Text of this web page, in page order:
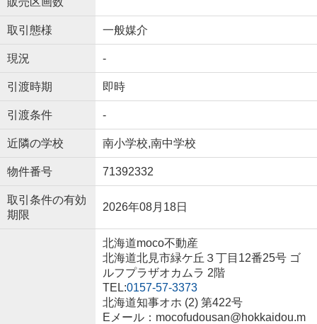
取引態様 一般媒介
現況 -
引渡時期 即時
引渡条件 -
近隣の学校 南小学校,南中学校
物件番号 71392332
取引条件の有効
期限
2026年08月18日
北海道moco不動産
北海道北見市緑ケ丘３丁目12番25号 ゴ
ルフプラザオカムラ 2階
TEL:0157-57-3373
北海道知事オホ (2) 第422号
Eメール：mocofudousan@hokkaidou.m